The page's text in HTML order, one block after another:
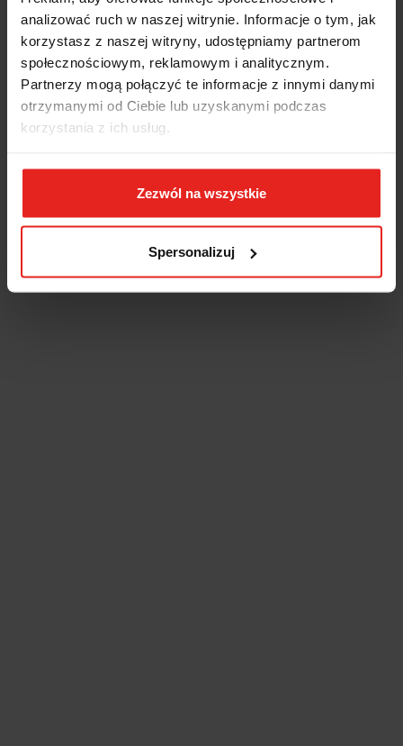
analizować ruch w naszej witrynie. Informacje o tym, jak
korzystasz z naszej witryny, udostępniamy partnerom
społecznościowym, reklamowym i analitycznym.
Partnerzy mogą połączyć te informacje z innymi danymi
otrzymanymi od Ciebie lub uzyskanymi podczas
korzystania z ich usług.
Zezwól na wszystkie
Spersonalizuj